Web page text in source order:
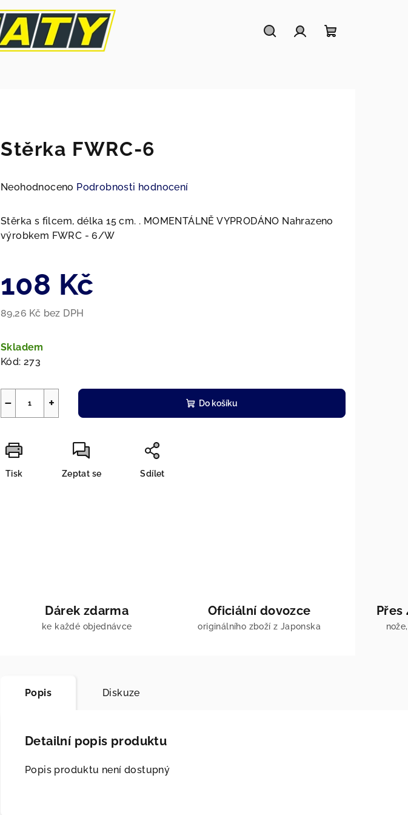
Stěrka FWRC-6
Průměrné
produktu
0,0
hvězdiček.
Neohodnoceno Podrobnosti hodnocení
Stěrka s filcem, délka 15 cm. . MOMENTÁLNĚ VYPRODÁNO Nahrazeno
výrobkem FWRC - 6/W
108 Kč
89,26 Kč bez DPH
cena:
Skladem
Kód: 273
+
− Do košíku
Tisk Zeptat se Sdílet
Dárek zdarma
ke každé objednávce
Oficiální dovozce
originálního zboží z Japonska
Přes
Popis Diskuze
Detailní popis produktu
Popis produktu není dostupný